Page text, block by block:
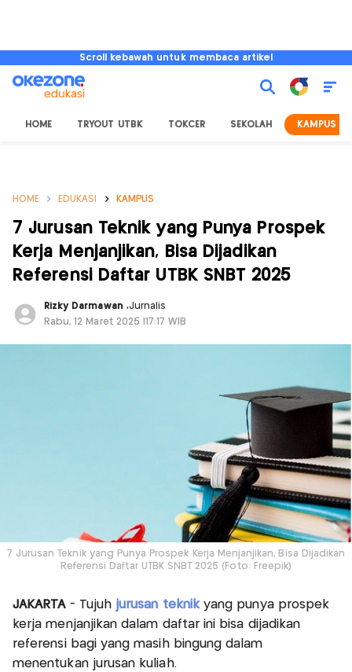
Scroll kebawah untuk membaca artikel
HOME TRYOUT UTBK TOKCER SEKOLAH KAMPUS
HOME EDUKASI KAMPUS
7 Jurusan Teknik yang Punya Prospek
Kerja Menjanjikan, Bisa Dijadikan
Referensi Daftar UTBK SNBT 2025
Rizky Darmawan ,Jurnalis
Rabu, 12 Maret 2025 |17:17 WIB
7 Jurusan Teknik yang Punya Prospek Kerja Menjanjikan, Bisa Dijadikan
Referensi Daftar UTBK SNBT 2025 (Foto: Freepik)
JAKARTA - Tujuh jurusan teknikyang punya prospek
kerja menjanjikan dalam daftar ini bisa dijadikan
referensi bagi yang masih bingung dalam
menentukan jurusan kuliah.